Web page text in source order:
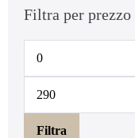
Filtra per prezzo
Filtra